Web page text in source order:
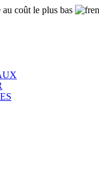
coût le plus bas